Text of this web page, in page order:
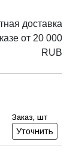
доставка
от 20 000
RUB
Уточнить